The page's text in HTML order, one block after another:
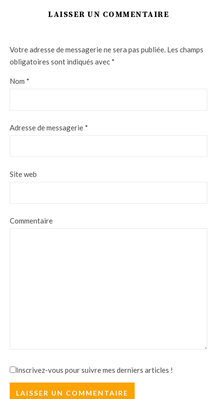
LAISSER UN COMMENTAIRE
Votre adresse de messagerie ne sera pas publiée. Les champs
obligatoires sont indiqués avec *
Nom *
Adresse de messagerie *
Site web
Commentaire
Inscrivez-vous pour suivre mes derniers articles !